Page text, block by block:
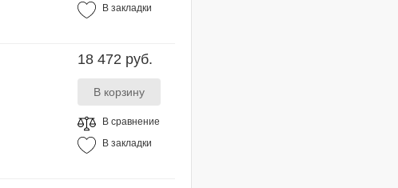
В закладки
18 472 руб.
В сравнение
В закладки